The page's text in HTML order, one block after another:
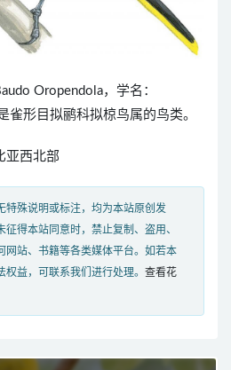
Oropendola，学名：
雀形目拟鹂科拟椋鸟属的鸟类。
亚西北部
特殊说明或标注，均为本站原创发
得本站同意时，禁止复制、盗用、
网站、书籍等各类媒体平台。如若本
益，可联系我们进行处理。 查看花